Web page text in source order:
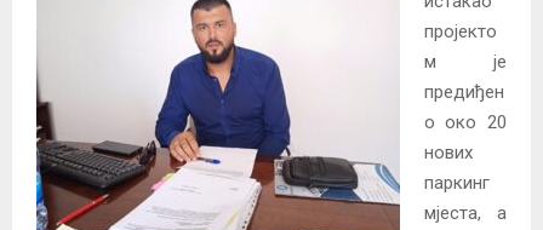
пројекто
м је
предиђен
о око 20
нових
паркинг
мјеста, а